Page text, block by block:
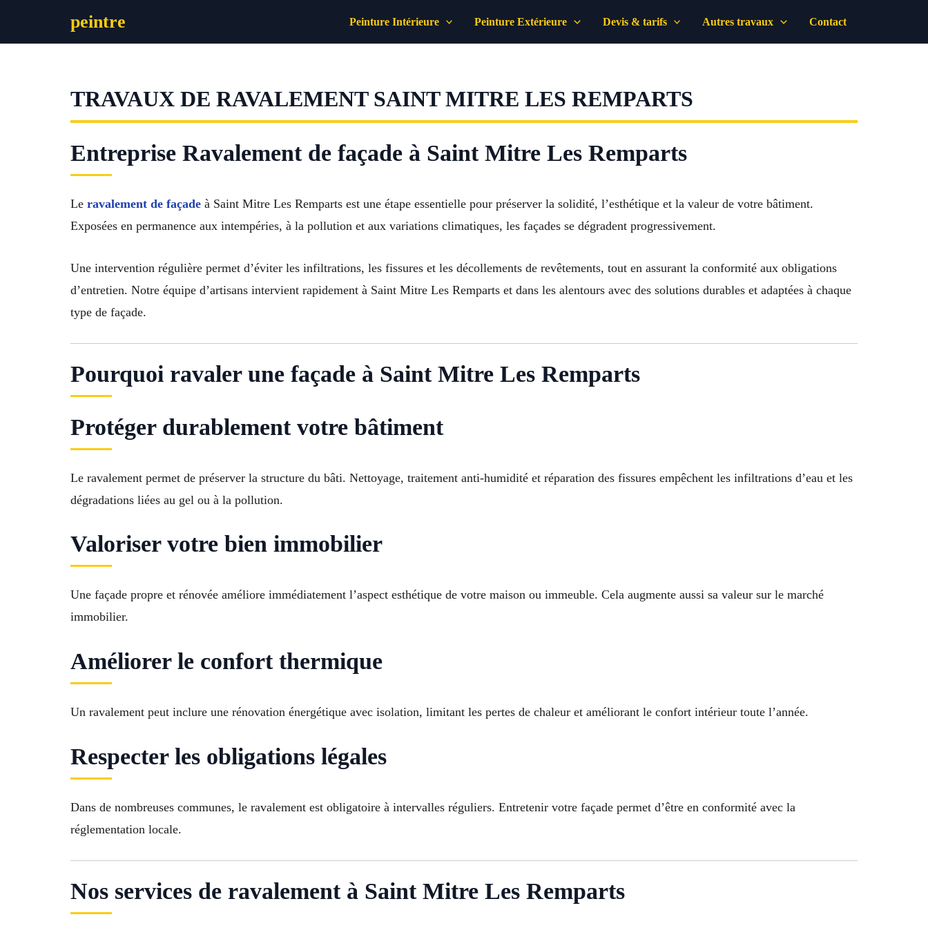
contenu
peintre Peinture Intérieure Peinture Extérieure Devis & tarifs Autres travaux Contact
TRAVAUX DE RAVALEMENT SAINT MITRE LES REMPARTS
Entreprise Ravalement de façade à Saint Mitre Les Remparts
Le ravalement de façade à Saint Mitre Les Remparts est une étape essentielle pour préserver la solidité, l’esthétique et la valeur de votre bâtiment.
Exposées en permanence aux intempéries, à la pollution et aux variations climatiques, les façades se dégradent progressivement.
Une intervention régulière permet d’éviter les infiltrations, les fissures et les décollements de revêtements, tout en assurant la conformité aux obligations
d’entretien. Notre équipe d’artisans intervient rapidement à Saint Mitre Les Remparts et dans les alentours avec des solutions durables et adaptées à chaque
type de façade.
Pourquoi ravaler une façade à Saint Mitre Les Remparts
Protéger durablement votre bâtiment
Le ravalement permet de préserver la structure du bâti. Nettoyage, traitement anti-humidité et réparation des fissures empêchent les infiltrations d’eau et les
dégradations liées au gel ou à la pollution.
Valoriser votre bien immobilier
Une façade propre et rénovée améliore immédiatement l’aspect esthétique de votre maison ou immeuble. Cela augmente aussi sa valeur sur le marché
immobilier.
Améliorer le confort thermique
Un ravalement peut inclure une rénovation énergétique avec isolation, limitant les pertes de chaleur et améliorant le confort intérieur toute l’année.
Respecter les obligations légales
Dans de nombreuses communes, le ravalement est obligatoire à intervalles réguliers. Entretenir votre façade permet d’être en conformité avec la
réglementation locale.
Nos services de ravalement à Saint Mitre Les Remparts